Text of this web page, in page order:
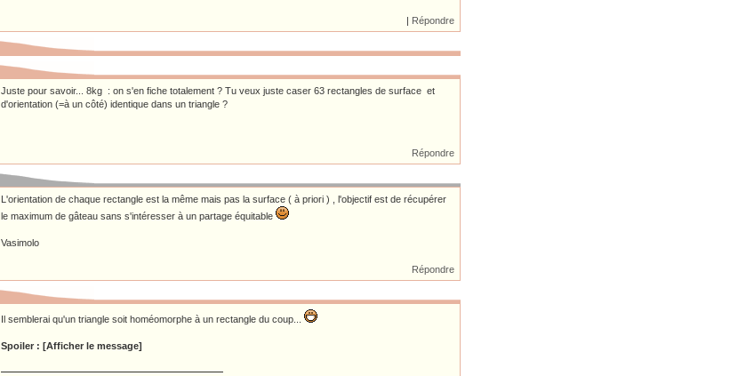
| Répondre
Juste pour savoir... 8kg : on s'en fiche totalement ? Tu veux juste caser 63 rectangles de surface et
d'orientation (=à un côté) identique dans un triangle ?
Répondre
L'orientation de chaque rectangle est la même mais pas la surface ( à priori ) , l'objectif est de récupérer
le maximum de gâteau sans s'intéresser à un partage équitable
Vasimolo
Répondre
Il semblerai qu'un triangle soit homéomorphe à un rectangle du coup...
Spoiler : [Afficher le message]